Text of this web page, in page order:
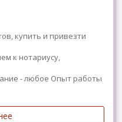
купить и привезти
к нотариусу,
- любое Опыт работы